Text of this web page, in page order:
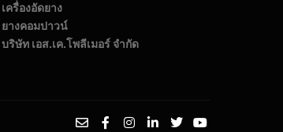
เครื่องอัดยาง
ยางคอมปาวน์
บริษัท เอส.เค.โพลีเมอร์ จํากัด